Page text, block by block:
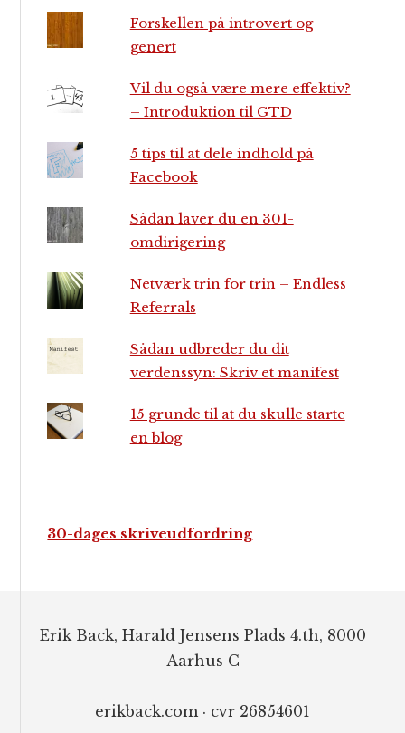
Forskellen på introvert og
genert
Vil du også være mere effektiv?
– Introduktion til GTD
5 tips til at dele indhold på
Facebook
Sådan laver du en 301-
omdirigering
Netværk trin for trin – Endless
Referrals
Sådan udbreder du dit
verdenssyn: Skriv et manifest
15 grunde til at du skulle starte
en blog
30-dages skriveudfordring
Erik Back, Harald Jensens Plads 4.th, 8000
Aarhus C
erikback.com · cvr 26854601